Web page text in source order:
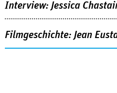
Interview: Jessica
Filmgeschichte: Jean